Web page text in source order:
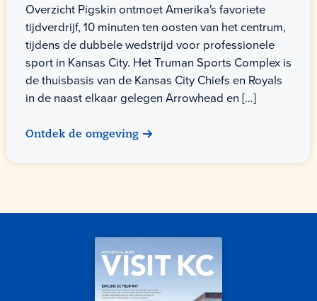
Overzicht Pigskin ontmoet Amerika's favoriete
tijdverdrijf, 10 minuten ten oosten van het centrum,
tijdens de dubbele wedstrijd voor professionele
sport in Kansas City. Het Truman Sports Complex is
de thuisbasis van de Kansas City Chiefs en Royals
in de naast elkaar gelegen Arrowhead en […]
Ontdek de omgeving